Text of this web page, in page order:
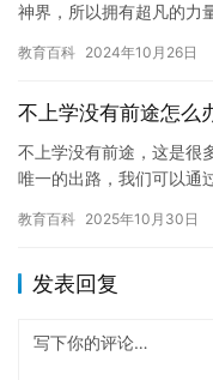
神界，所以拥有超凡的力
界，人…
教育百科 2024年10月26日
不上学没有前途怎么
不上学没有前途，这是很
唯一的出路，我们可以通
路。 1…
教育百科 2025年10月30日
发表回复